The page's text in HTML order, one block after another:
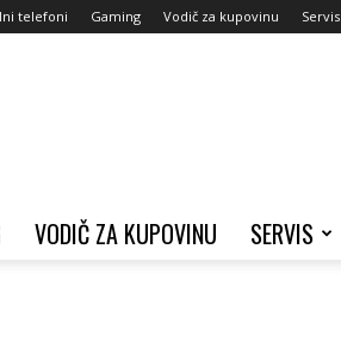
telefoni Gaming Vodič za kupovinu Servis
VODIČ ZA KUPOVINU SERVIS